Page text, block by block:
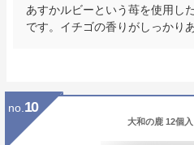
あすかルビーという苺を使用し
です。イチゴの香りがしっかり
no. 10
大和の鹿 12個